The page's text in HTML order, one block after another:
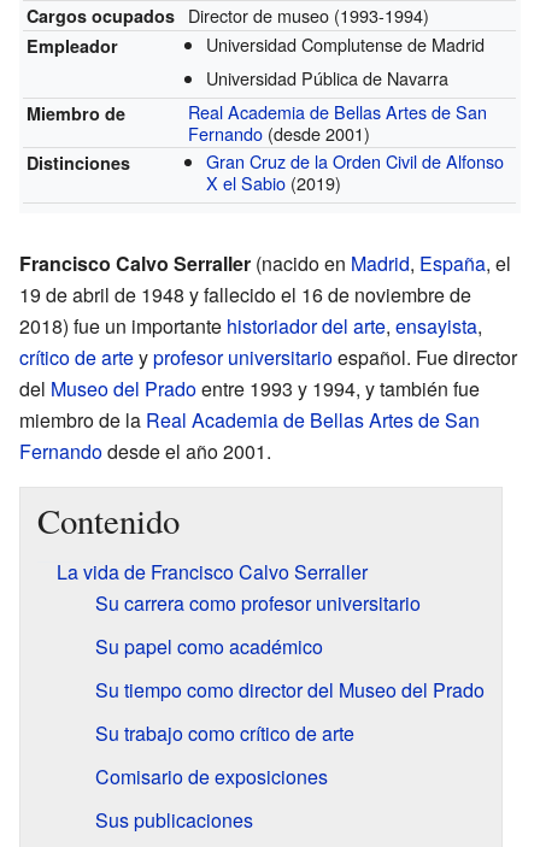
Cargos ocupados Director de museo (1993-1994)
Empleador
Universidad Complutense de Madrid
Universidad Pública de Navarra
Miembro de
Real Academia de Bellas Artes de San
Fernando (desde 2001)
Distinciones
Gran Cruz de la Orden Civil de Alfonso
X el Sabio (2019)
Francisco Calvo Serraller (nacido en Madrid, España, el
19 de abril de 1948 y fallecido el 16 de noviembre de
2018) fue un importante historiador del arte, ensayista,
crítico de arteyprofesor universitarioespañol. Fue director
del Museo del Pradoentre 1993 y 1994, y también fue
miembro de la Real Academia de Bellas Artes de San
Fernandodesde el año 2001.
Contenido
La vida de Francisco Calvo Serraller
Su carrera como profesor universitario
Su papel como académico
Su tiempo como director del Museo del Prado
Su trabajo como crítico de arte
Comisario de exposiciones
Sus publicaciones